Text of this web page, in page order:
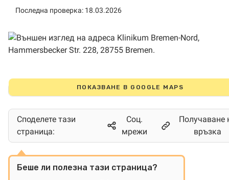
Последна проверка: 18.03.2026
ПОКАЗВАНЕ В GOOGLE MAPS
Споделете тази
страница:
Соц.
мрежи
Получаване
връзка
Беше ли полезна тази страница?